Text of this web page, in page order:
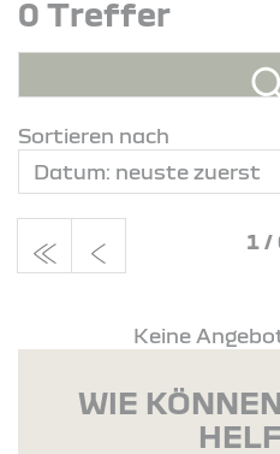
0 Treffer
Sortieren nach
1 /
Keine
WIE